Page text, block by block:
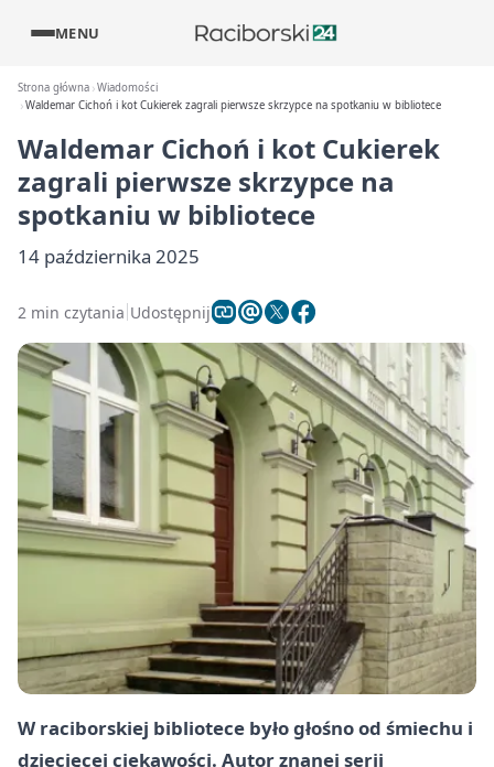
MENU
Strona główna Wiadomości
Waldemar Cichoń i kot Cukierek zagrali pierwsze skrzypce na spotkaniu w bibliotece
Waldemar Cichoń i kot Cukierek
zagrali pierwsze skrzypce na
spotkaniu w bibliotece
14 października 2025
2 min czytania Udostępnij
W raciborskiej bibliotece było głośno od śmiechu i
dziecięcej ciekawości. Autor znanej serii